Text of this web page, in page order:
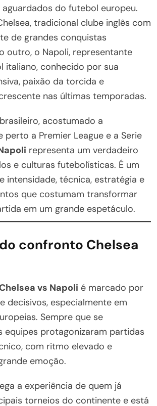
do futebol europeu.
tradicional clube inglês com
de grandes conquistas
outro, o Napoli, representante
italiano, conhecido por sua
paixão da torcida e
nas últimas temporadas.
acostumado a
perto a Premier League e a Serie
representa um verdadeiro
e culturas futebolísticas. É um
intensidade, técnica, estratégia e
que costumam transformar
em um grande espetáculo.
confronto Chelsea
vs Napoli é marcado por
decisivos, especialmente em
Sempre que se
equipes protagonizaram partidas
com ritmo elevado e
emoção.
a experiência de quem já
torneios do continente e está